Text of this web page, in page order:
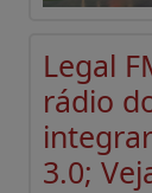
Legal
rádio
3.0;